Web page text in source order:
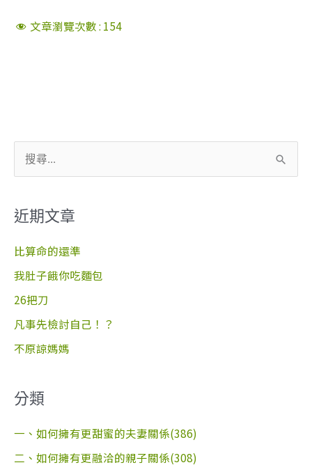
文章瀏覽次數 : 154
尋
鍵
字
:
近期文章
比算命的還準
我肚子餓你吃麵包
26把刀
凡事先檢討自己！？
不原諒媽媽
分類
一、如何擁有更甜蜜的夫妻關係(386)
二、如何擁有更融洽的親子關係(308)